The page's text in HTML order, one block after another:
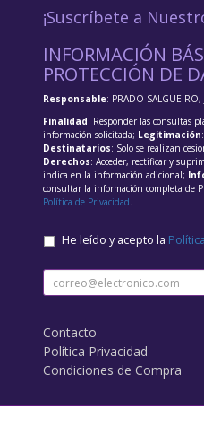
¡Suscríbete a
INFORMACIÓN
PROTECCIÓN DE
Responsable: PRADO SALGUEIRO,
Finalidad: Responder las consultas
información solicitada; Legitimación
Destinatarios: Solo se realizan
Derechos: Acceder, rectificar y
indica en la información adicional;
consultar la información completa de
Política de Privacidad.
He leído y acepto la
Contacto
Política Privacidad
Condiciones de Compra